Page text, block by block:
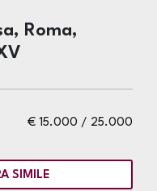
Roma,
€ 15.000 / 25.000
SIMILE